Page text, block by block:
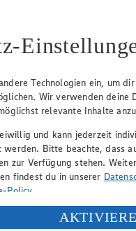
1000 Extra °P
Mit PAYBACK
Punkte sammeln.
Nur in teilnehmenden
Technologien ein, um
Wir verwenden deine
relevante Inhalte
und kann jederzeit
werden. Bitte beachte, dass
zur Verfügung stehen.
findest du in unserer
Policy.
Daten in den